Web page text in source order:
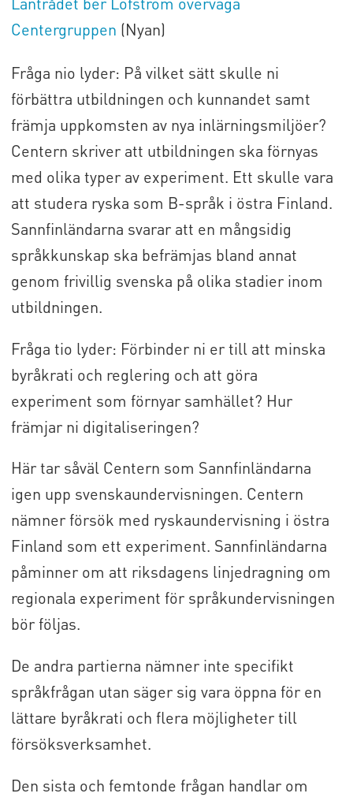
Centergruppen (Nyan)
Fråga nio lyder: På vilket sätt skulle ni
förbättra utbildningen och kunnandet samt
främja uppkomsten av nya inlärningsmiljöer?
Centern skriver att utbildningen ska förnyas
med olika typer av experiment. Ett skulle vara
att studera ryska som B-språk i östra Finland.
Sannfinländarna svarar att en mångsidig
språkkunskap ska befrämjas bland annat
genom frivillig svenska på olika stadier inom
utbildningen.
Fråga tio lyder: Förbinder ni er till att minska
byråkrati och reglering och att göra
experiment som förnyar samhället? Hur
främjar ni digitaliseringen?
Här tar såväl Centern som Sannfinländarna
igen upp svenskaundervisningen. Centern
nämner försök med ryskaundervisning i östra
Finland som ett experiment. Sannfinländarna
påminner om att riksdagens linjedragning om
regionala experiment för språkundervisningen
bör följas.
De andra partierna nämner inte specifikt
språkfrågan utan säger sig vara öppna för en
lättare byråkrati och flera möjligheter till
försöksverksamhet.
Den sista och femtonde frågan handlar om